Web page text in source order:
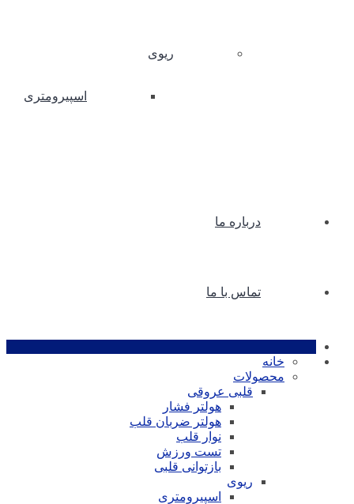
ریوی
اسپیرومتری
درباره ما
تماس با ما
خانه
محصولات
قلبی عروقی
هولتر فشار
هولتر ضربان قلب
نوار قلب
تست ورزش
بازتوانی قلبی
ریوی
اسپیرومتری